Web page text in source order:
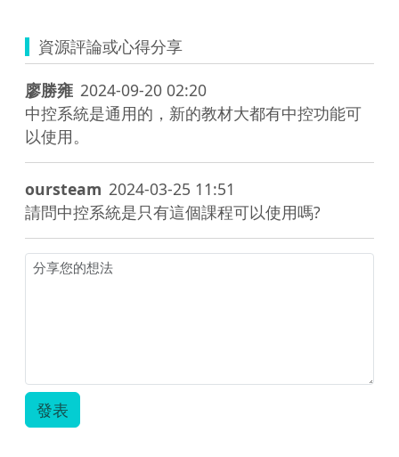
紀
錄
上
傳
系
統
冊.pdf
系
作
資源評論或心得分享
廖勝雍 2024-09-20 02:20
中控系統是通用的，新的教材大都有中控功能可
以使用。
oursteam 2024-03-25 11:51
請問中控系統是只有這個課程可以使用嗎?
發表